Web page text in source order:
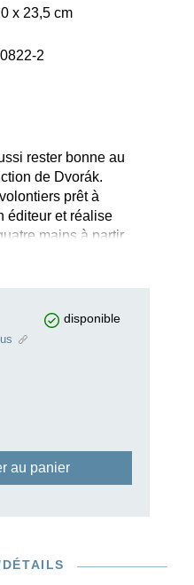
x 23,5 cm
2
rester bonne au
de Dvorák.
prêt à
éditeur et réalise
mains à partir
La version
sur le plan de la
«une tâche ardue
dynamiques et
plus, cette version
pour tout
disponible
au panier